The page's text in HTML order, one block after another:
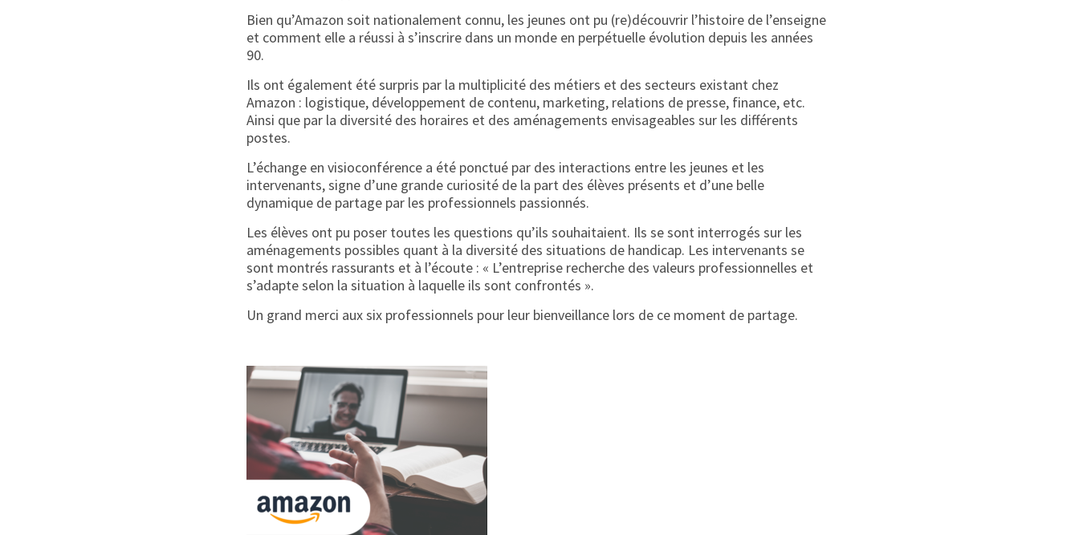
Bien qu’Amazon soit nationalement connu, les jeunes ont pu (re)découvrir l’histoire de l’enseigne
et comment elle a réussi à s’inscrire dans un monde en perpétuelle évolution depuis les années
90.
Ils ont également été surpris par la multiplicité des métiers et des secteurs existant chez
Amazon : logistique, développement de contenu, marketing, relations de presse, finance, etc.
Ainsi que par la diversité des horaires et des aménagements envisageables sur les différents
postes.
L’échange en visioconférence a été ponctué par des interactions entre les jeunes et les
intervenants, signe d’une grande curiosité de la part des élèves présents et d’une belle
dynamique de partage par les professionnels passionnés.
Les élèves ont pu poser toutes les questions qu’ils souhaitaient. Ils se sont interrogés sur les
aménagements possibles quant à la diversité des situations de handicap. Les intervenants se
sont montrés rassurants et à l’écoute : « L’entreprise recherche des valeurs professionnelles et
s’adapte selon la situation à laquelle ils sont confrontés ».
Un grand merci aux six professionnels pour leur bienveillance lors de ce moment de partage.